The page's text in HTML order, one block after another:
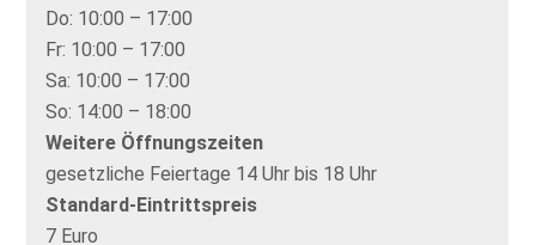
Do: 10:00 – 17:00
Fr: 10:00 – 17:00
Sa: 10:00 – 17:00
So: 14:00 – 18:00
Weitere Öffnungszeiten
gesetzliche Feiertage 14 Uhr bis 18 Uhr
Standard-Eintrittspreis
7 Euro